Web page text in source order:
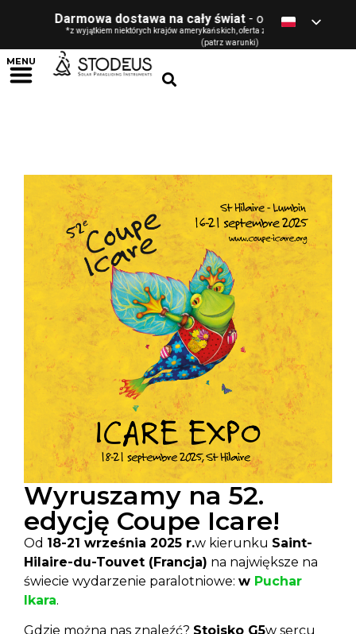
Darmowa dostawa na cały świat- od 120 € / GBP / $ /
*z wyjątkiem niektórych krajów amerykańskich, oferta zarezerwowana dla osób
(patrz warunki)
MENU
Wyruszamy na 52.
edycję Coupe Icare!
Od 18-21 września 2025 r.w kierunku Saint-
Hilaire-du-Touvet (Francja) na największe na
świecie wydarzenie paralotniowe: w Puchar
Ikara.
Gdzie można nas znaleźć? Stoisko G5w sercu